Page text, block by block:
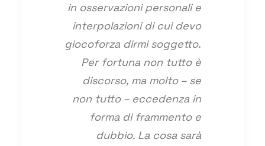
in osservazioni personali e
interpolazioni di cui devo
giocoforza dirmi soggetto.
Per fortuna non tutto è
discorso, ma molto – se
non tutto – eccedenza in
forma di frammento e
dubbio. La cosa sarà